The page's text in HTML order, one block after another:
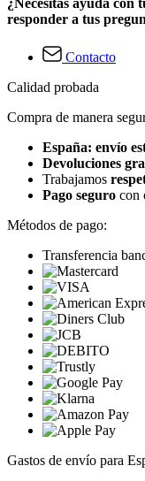
responder a tus
Contacto
Calidad probada
Compra de manera
España: envío
Devoluciones
Trabajamos
Pago seguro con
Métodos de pago:
Transferencia
Gastos de envío para